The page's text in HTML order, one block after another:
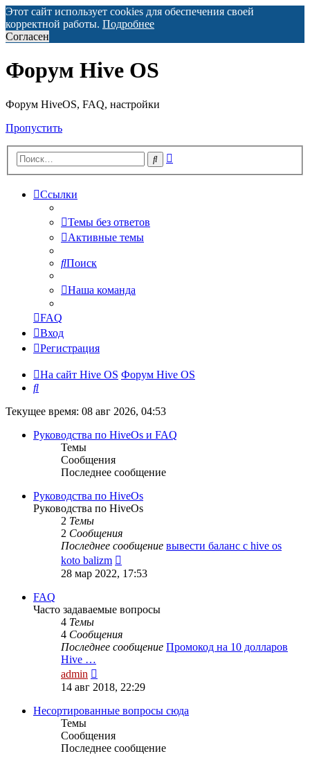
Этот сайт использует cookies для обеспечения своей
корректной работы. Подробнее
Согласен
Форум Hive OS
Форум HiveOS, FAQ, настройки
Пропустить
Поиск
Ссылки
Темы без ответов
Активные темы
Поиск
Наша команда
FAQ
Вход
Регистрация
На сайт Hive OS Форум Hive OS
Поиск
Текущее время: 08 авг 2026, 04:53
Руководства по HiveOs и FAQ
Темы
Сообщения
Последнее сообщение
Руководства по HiveOs
Руководства по HiveOs
2 Темы
2 Сообщения
Последнее сообщение вывести баланс с hive os
koto balizm
к
28 мар 2022, 17:53
FAQ
Часто задаваемые вопросы
4 Темы
4 Сообщения
Последнее сообщение Промокод на 10 долларов
Hive …
admin
к
сообщению
14 авг 2018, 22:29
Несортированные вопросы сюда
Темы
Сообщения
Последнее сообщение